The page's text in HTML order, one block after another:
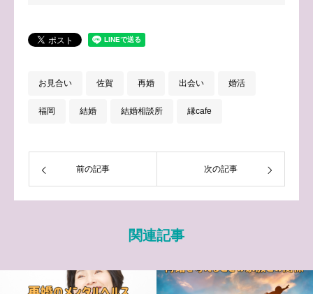
お見合い 佐賀 再婚 出会い 婚活
福岡 結婚 結婚相談所 縁cafe
前の記事 次の記事
関連記事